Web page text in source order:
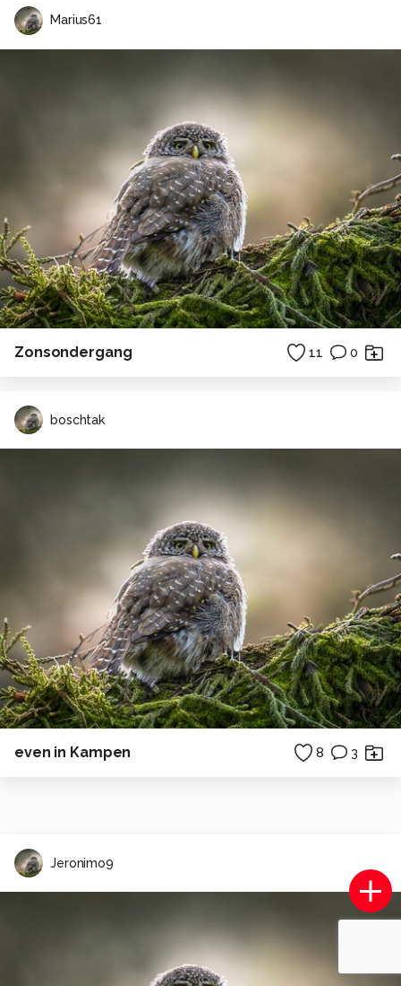
Marius61
Zonsondergang 11 0
boschtak
even in Kampen 8 3
Jeronimo9